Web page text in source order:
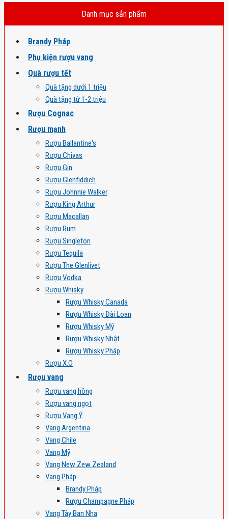
Danh mục sản phẩm
Brandy Pháp
Phụ kiện rượu vang
Quà rượu tết
Quà tặng dưới 1 triệu
Quà tặng từ 1-2 triệu
Rượu Cognac
Rượu mạnh
Rượu Ballantine's
Rượu Chivas
Rượu Gin
Rượu Glenfiddich
Rượu Johnnie Walker
Rượu King Arthur
Rượu Macallan
Rượu Rum
Rượu Singleton
Rượu Tequila
Rượu The Glenlivet
Rượu Vodka
Rượu Whisky
Rượu Whisky Canada
Rượu Whisky Đài Loan
Rượu Whisky Mỹ
Rượu Whisky Nhật
Rượu Whisky Pháp
Rượu X.O
Rượu vang
Rượu vang hồng
Rượu vang ngọt
Rượu Vang Ý
Vang Argentina
Vang Chile
Vang Mỹ
Vang New Zew Zealand
Vang Pháp
Brandy Pháp
Rượu Champagne Pháp
Vang Tây Ban Nha